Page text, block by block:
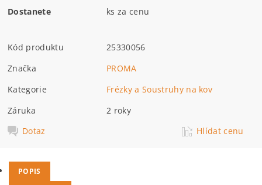
Dostanete ks za cenu
Kód produktu
25330056
Značka
PROMA
Kategorie
Frézky a Soustruhy na kov
Záruka
2 roky
Dotaz
Hlídat cenu
POPIS